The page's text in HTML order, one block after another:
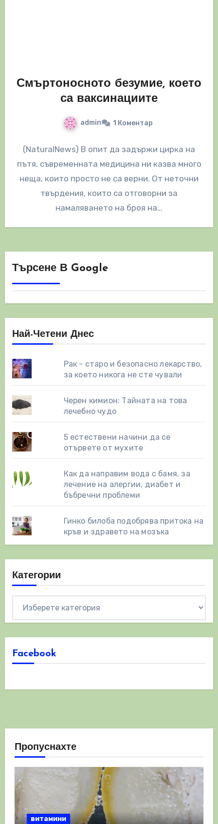
Смъртоносното безумие, което
са ваксинациите
admin 1 Коментар
(NaturalNews) В опит да задържи цирка на
пътя, съвременната медицина ни казва много
неща, които просто не са верни. От неточни
твърдения, които са отговорни за
намаляването на броя на…
Търсене В Google
Най-Четени Днес
Рак - старо и безопасно лекарство,
за което никога не сте чували
Черен кимион: Тайната на това
лечебно чудо
5 естествени начини да се
отървете от мухите
Как да направим вода с бамя, за
лечение на алергии, диабет и
бъбречни проблеми
Гинко билоба подобрява притока на
кръв и здравето на мозъка
Категории
Facebook
Пропуснахте
витамини